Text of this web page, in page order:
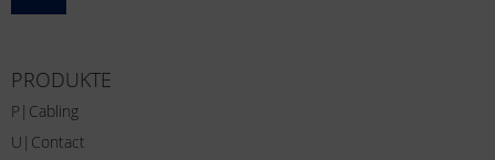
PRODUKTE
P|Cabling
U|Contact